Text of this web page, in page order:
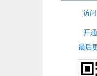
访问
开通
最后